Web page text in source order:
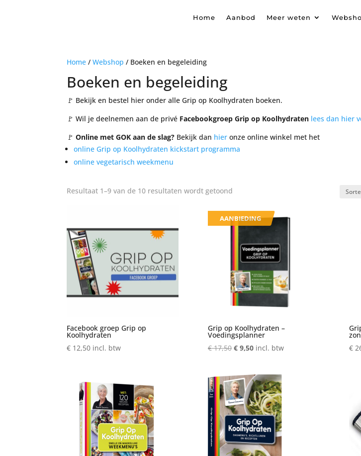
Home Aanbod Meer weten
Home /Webshop / Boeken en begeleiding
Boeken en begeleiding
🚩 Bekijk en bestel hier onder alle Grip op Koolhydraten boeken.
🚩 Wil je deelnemen aan de privé Facebookgroep Grip op Koolhydraten lees dan hier
🚩 Online met GOK aan de slag? Bekijk dan hier onze online winkel met het
online Grip op Koolhydraten kickstart programma
online vegetarisch weekmenu
Resultaat 1–9 van de 10 resultaten wordt getoond
latest
Facebook groep Grip op
Koolhydraten
€ 12,50 incl. btw
Grip op Koolhydraten –
Voedingsplanner
€17,50 Oorspronkelijke
€ 17,50.
€9,50Huidige
€ 9,50.
incl. btw
AANBIEDING
€